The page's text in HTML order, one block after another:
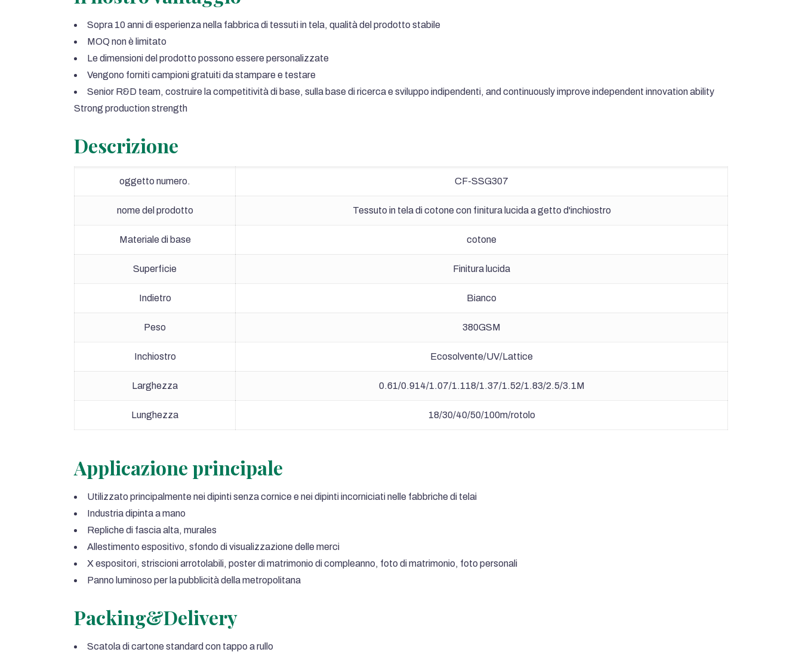
Sopra 10 anni di esperienza nella fabbrica di tessuti in tela, qualità del prodotto stabile
MOQ non è limitato
Le dimensioni del prodotto possono essere personalizzate
Vengono forniti campioni gratuiti da stampare e testare
Senior R&D team, costruire la competitività di base, sulla base di ricerca e sviluppo indipendenti, and continuously improve independent innovation ability
Strong production strength
Descrizione
oggetto numero. CF-SSG307
nome del prodotto Tessuto in tela di cotone con finitura lucida a getto d'inchiostro
Materiale di base cotone
Superficie Finitura lucida
Indietro Bianco
Peso 380GSM
Inchiostro Ecosolvente/UV/Lattice
Larghezza 0.61/0.914/1.07/1.118/1.37/1.52/1.83/2.5/3.1M
Lunghezza 18/30/40/50/100m/rotolo
Applicazione principale
Utilizzato principalmente nei dipinti senza cornice e nei dipinti incorniciati nelle fabbriche di telai
Industria dipinta a mano
Repliche di fascia alta, murales
Allestimento espositivo, sfondo di visualizzazione delle merci
X espositori, striscioni arrotolabili, poster di matrimonio di compleanno, foto di matrimonio, foto personali
Panno luminoso per la pubblicità della metropolitana
Packing&Delivery
Scatola di cartone standard con tappo a rullo